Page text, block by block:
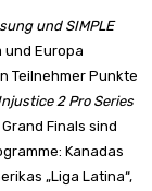
und SIMPLE
Europa
Teilnehmer Punkte
2 Pro Series
Finals sind
Kanadas
„Liga Latina“,